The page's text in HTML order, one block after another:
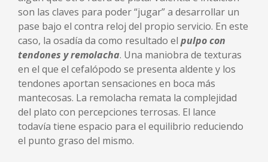
son las claves para poder “jugar” a desarrollar un
pase bajo el contra reloj del propio servicio. En este
caso, la osadía da como resultado el pulpo con
tendones y remolacha. Una maniobra de texturas
en el que el cefalópodo se presenta aldente y los
tendones aportan sensaciones en boca más
mantecosas. La remolacha remata la complejidad
del plato con percepciones terrosas. El lance
todavía tiene espacio para el equilibrio reduciendo
el punto graso del mismo.